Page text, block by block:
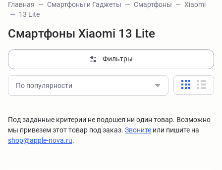
Главная Смартфоны и Гаджеты Смартфоны
Xiaomi
13 Lite
Смартфоны Xiaomi 13 Lite
Фильтры
По популярности
Под заданные критерии не подошел ни один товар. Возможно
мы привезем этот товар под заказ. Звоните или пишите на
shop@apple-nova.ru.